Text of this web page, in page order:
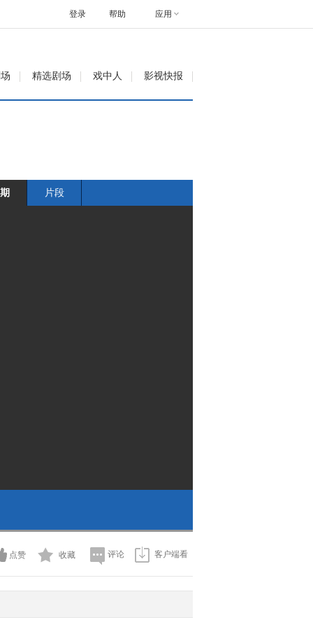
帮助 应用
登录
精选剧场 戏中人 影视快报
片段
点赞 收藏 评论 客户端看